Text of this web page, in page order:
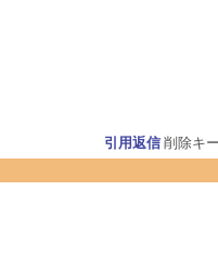
引用返信 削除キ